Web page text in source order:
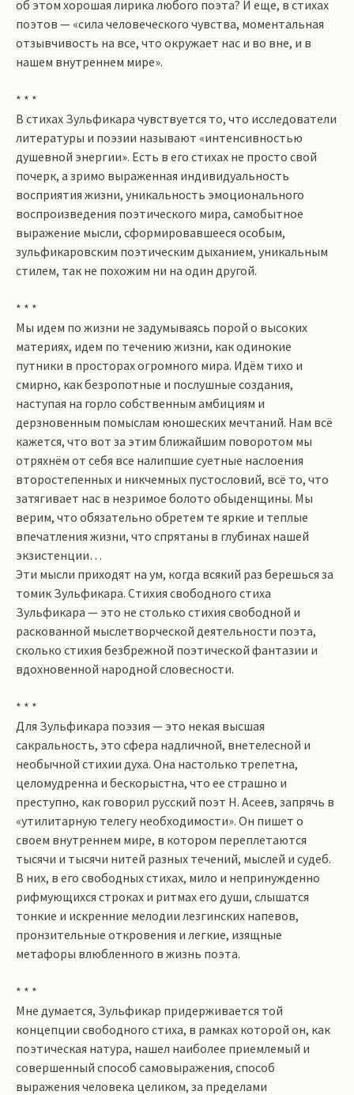
об этом хорошая лирика любого поэта? И еще, в стихах
поэтов — «сила человеческого чувства, моментальная
отзывчивость на все, что окружает нас и во вне, и в
нашем внутреннем мире».
* * *
В стихах Зульфикара чувствуется то, что исследователи
литературы и поэзии называют «интенсивностью
душевной энергии». Есть в его стихах не просто свой
почерк, а зримо выраженная индивидуальность
восприятия жизни, уникальность эмоционального
воспроизведения поэтического мира, самобытное
выражение мысли, сформировавшееся особым,
зульфикаровским поэтическим дыханием, уникальным
стилем, так не похожим ни на один другой.
* * *
Мы идем по жизни не задумываясь порой о высоких
материях, идем по течению жизни, как одинокие
путники в просторах огромного мира. Идём тихо и
смирно, как безропотные и послушные создания,
наступая на горло собственным амбициям и
дерзновенным помыслам юношеских мечтаний. Нам всё
кажется, что вот за этим ближайшим поворотом мы
отряхнём от себя все налипшие суетные наслоения
второстепенных и никчемных пустословий, всё то, что
затягивает нас в незримое болото обыденщины. Мы
верим, что обязательно обретем те яркие и теплые
впечатления жизни, что спрятаны в глубинах нашей
экзистенции…
Эти мысли приходят на ум, когда всякий раз берешься за
томик Зульфикара. Стихия свободного стиха
Зульфикара — это не столько стихия свободной и
раскованной мыслетворческой деятельности поэта,
сколько стихия безбрежной поэтической фантазии и
вдохновенной народной словесности.
* * *
Для Зульфикара поэзия — это некая высшая
сакральность, это сфера надличной, внетелесной и
необычной стихии духа. Она настолько трепетна,
целомудренна и бескорыстна, что ее страшно и
преступно, как говорил русский поэт Н. Асеев, запрячь в
«утилитарную телегу необходимости». Он пишет о
своем внутреннем мире, в котором переплетаются
тысячи и тысячи нитей разных течений, мыслей и судеб.
В них, в его свободных стихах, мило и непринужденно
рифмующихся строках и ритмах его души, слышатся
тонкие и искренние мелодии лезгинских напевов,
пронзительные откровения и легкие, изящные
метафоры влюбленного в жизнь поэта.
* * *
Мне думается, Зульфикар придерживается той
концепции свободного стиха, в рамках которой он, как
поэтическая натура, нашел наиболее приемлемый и
совершенный способ самовыражения, способ
выражения человека целиком, за пределами